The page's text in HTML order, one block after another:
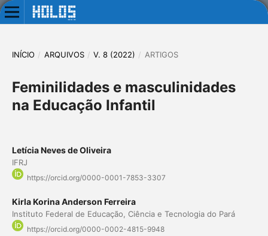
INÍCIO / ARQUIVOS / V. 8 (2022) / ARTIGOS
Feminilidades e masculinidades
na Educação Infantil
Letícia Neves de Oliveira
IFRJ
https://orcid.org/0000-0001-7853-3307
Kirla Korina Anderson Ferreira
Instituto Federal de Educação, Ciência e Tecnologia do Pará
https://orcid.org/0000-0002-4815-9948